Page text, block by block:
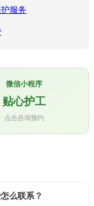
服务
微信小程序
贴心护工
点击咨询预约
么联系？